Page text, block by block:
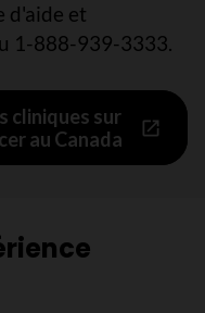
d'aide et
1-888-939-3333.
cliniques sur
au Canada